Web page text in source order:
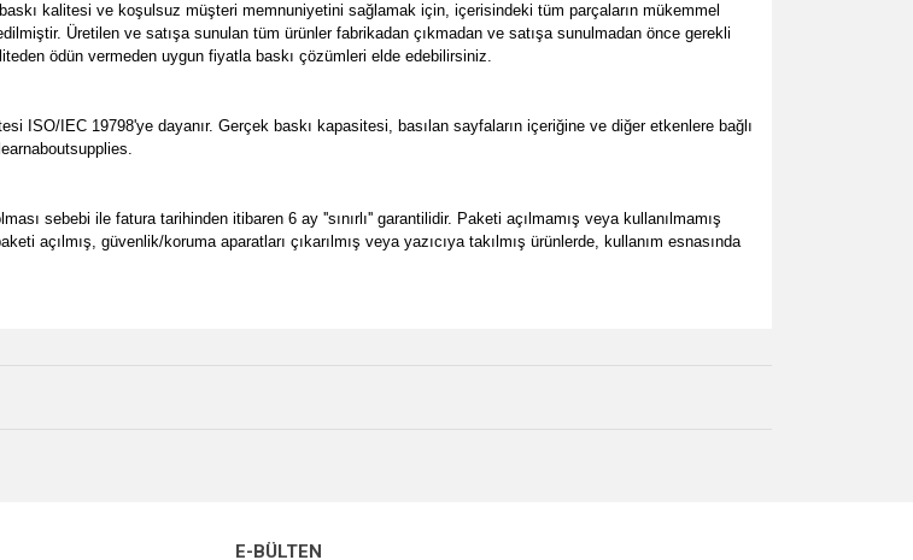
kalitesi ve koşulsuz müşteri memnuniyetini sağlamak için, içerisindeki tüm parçaların mükemmel
Üretilen ve satışa sunulan tüm ürünler fabrikadan çıkmadan ve satışa sunulmadan önce gerekli
ödün vermeden uygun fiyatla baskı çözümleri elde edebilirsiniz.
ISO/IEC 19798'ye dayanır. Gerçek baskı kapasitesi, basılan sayfaların içeriğine ve diğer etkenlere bağlı
sebebi ile fatura tarihinden itibaren 6 ay ''sınırlı'' garantilidir. Paketi açılmamış veya kullanılmamış
açılmış, güvenlik/koruma aparatları çıkarılmış veya yazıcıya takılmış ürünlerde, kullanım esnasında
E-BÜLTEN